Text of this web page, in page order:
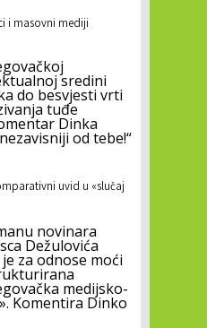
i masovni mediji
sredini
do besvjesti vrti
tuđe
Dinka
od tebe!“
uvid u «slučaj
novinara
Dežulovića
za odnose moći
medijsko-
Komentira Dinko